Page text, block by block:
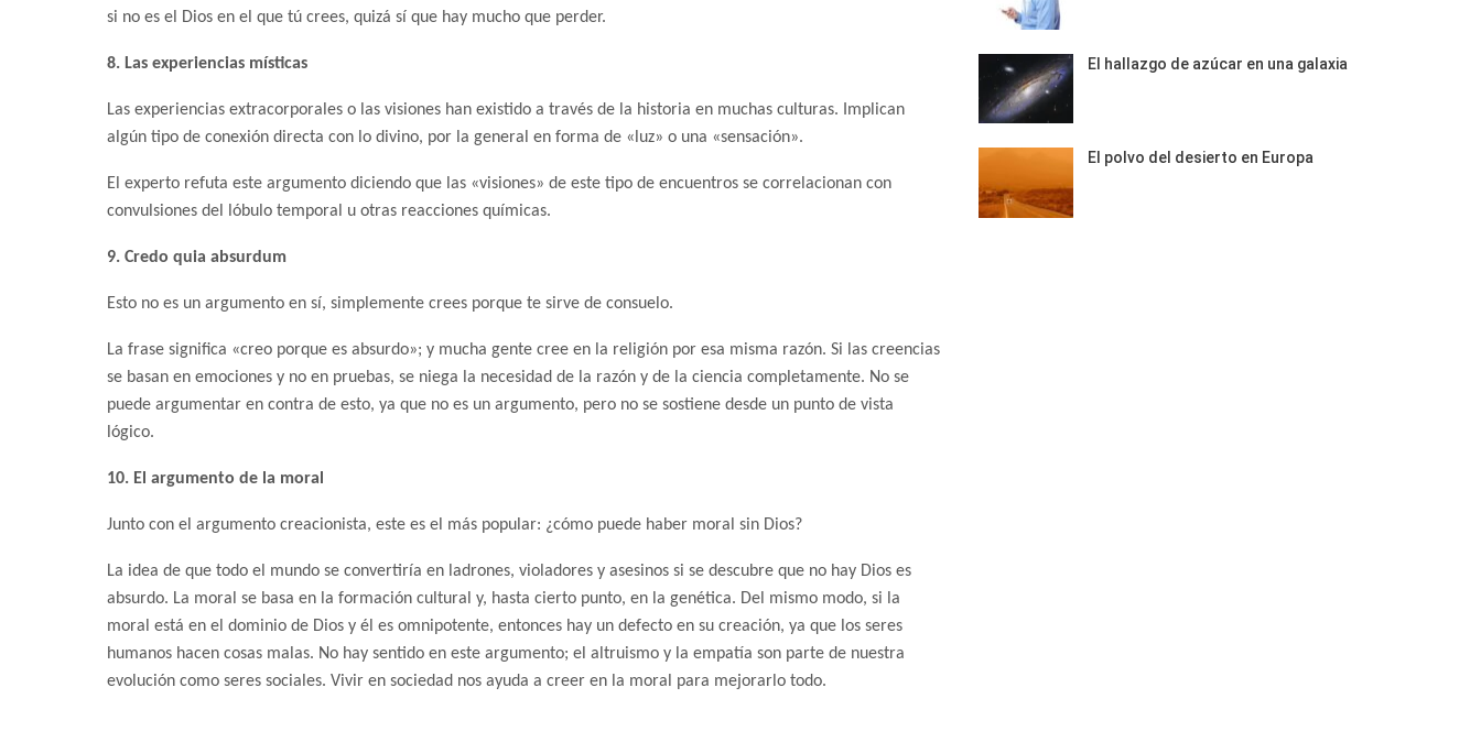
si no es el Dios en el que tú crees, quizá sí que hay mucho que perder.
8. Las experiencias místicas
Las experiencias extracorporales o las visiones han existido a través de la historia en muchas culturas. Implican
algún tipo de conexión directa con lo divino, por la general en forma de «luz» o una «sensación».
El experto refuta este argumento diciendo que las «visiones» de este tipo de encuentros se correlacionan con
convulsiones del lóbulo temporal u otras reacciones químicas.
9. Credo quia absurdum
Esto no es un argumento en sí, simplemente crees porque te sirve de consuelo.
La frase significa «creo porque es absurdo»; y mucha gente cree en la religión por esa misma razón. Si las creencias
se basan en emociones y no en pruebas, se niega la necesidad de la razón y de la ciencia completamente. No se
puede argumentar en contra de esto, ya que no es un argumento, pero no se sostiene desde un punto de vista
lógico.
10. El argumento de la moral
Junto con el argumento creacionista, este es el más popular: ¿cómo puede haber moral sin Dios?
La idea de que todo el mundo se convertiría en ladrones, violadores y asesinos si se descubre que no hay Dios es
absurdo. La moral se basa en la formación cultural y, hasta cierto punto, en la genética. Del mismo modo, si la
moral está en el dominio de Dios y él es omnipotente, entonces hay un defecto en su creación, ya que los seres
humanos hacen cosas malas. No hay sentido en este argumento; el altruismo y la empatía son parte de nuestra
evolución como seres sociales. Vivir en sociedad nos ayuda a creer en la moral para mejorarlo todo.
El hallazgo de azúcar en una galaxia
El polvo del desierto en Europa